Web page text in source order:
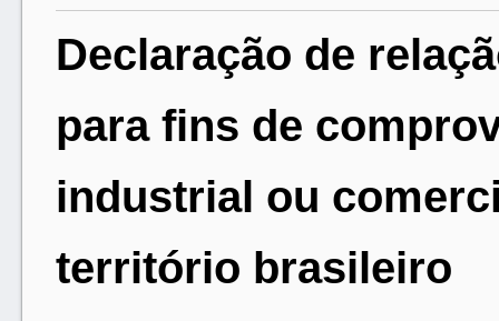
Declaração de
para fins de
industrial ou
território brasileiro